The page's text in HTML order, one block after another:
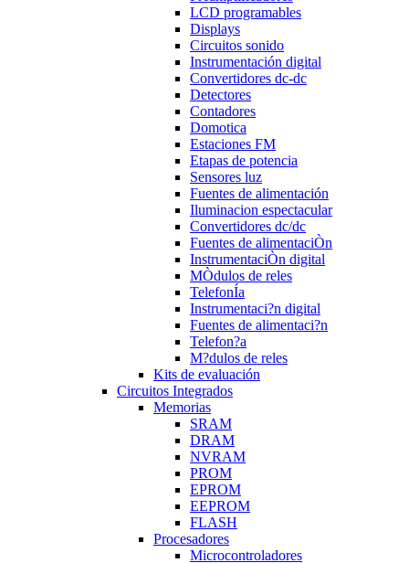
LCD programables
Displays
Circuitos sonido
Instrumentación digital
Convertidores dc-dc
Detectores
Contadores
Domotica
Estaciones FM
Etapas de potencia
Sensores luz
Fuentes de alimentación
Iluminacion espectacular
Convertidores dc/dc
Fuentes de alimentaciÒn
InstrumentaciÒn digital
MÒdulos de reles
TelefonÍa
Instrumentaci?n digital
Fuentes de alimentaci?n
Telefon?a
M?dulos de reles
Kits de evaluación
Circuitos Integrados
Memorias
SRAM
DRAM
NVRAM
PROM
EPROM
EEPROM
FLASH
Procesadores
Microcontroladores